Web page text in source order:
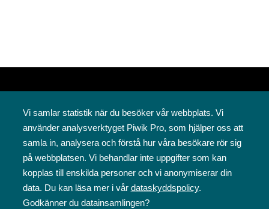
Svenska folkskolans vänner rf
Annegatan 12
00120 Helsingfors
09 6844 570
Vi samlar statistik när du besöker vår webbplats. Vi
använder analysverktyget Piwik Pro, som hjälper oss att
samla in, analysera och förstå hur våra besökare rör sig
på webbplatsen. Vi behandlar inte uppgifter som kan
kopplas till enskilda personer och vi anonymiserar din
data. Du kan läsa mer i vår dataskyddspolicy.
Godkänner du datainsamlingen?